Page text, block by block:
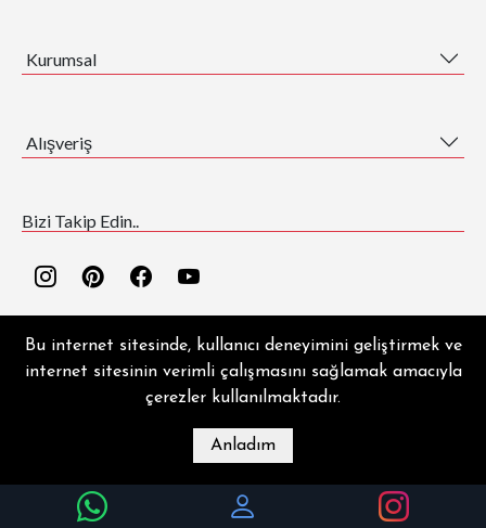
Kurumsal
Alışveriş
Bizi Takip Edin..
EZGİ HALI ® | Copyright © 2026 | Tüm hakları saklıdır.
MAĞAZA İLETIŞIM HESABIM
Bu internet sitesinde, kullanıcı deneyimini geliştirmek ve
internet sitesinin verimli çalışmasını sağlamak amacıyla
çerezler kullanılmaktadır.
Anladım